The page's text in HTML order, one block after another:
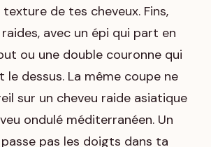
texture de tes cheveux. Fins,
avec un épi qui part en
ou une double couronne qui
dessus. La même coupe ne
sur un cheveu raide asiatique
ondulé méditerranéen. Un
pas les doigts dans ta